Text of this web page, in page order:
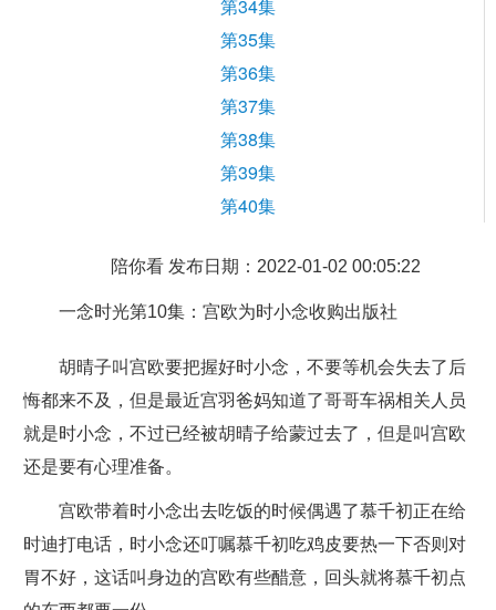
第34集
第35集
第36集
第37集
第38集
第39集
第40集
陪你看 发布日期：2022-01-02 00:05:22
一念时光第10集：宫欧为时小念收购出版社
胡晴子叫宫欧要把握好时小念，不要等机会失去了后
悔都来不及，但是最近宫羽爸妈知道了哥哥车祸相关人员
就是时小念，不过已经被胡晴子给蒙过去了，但是叫宫欧
还是要有心理准备。
宫欧带着时小念出去吃饭的时候偶遇了慕千初正在给
时迪打电话，时小念还叮嘱慕千初吃鸡皮要热一下否则对
胃不好，这话叫身边的宫欧有些醋意，回头就将慕千初点